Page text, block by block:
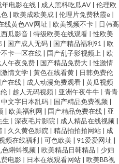
年电影在线 | 成人黑料吃瓜AV | 伦理欧
| 欧美成欧美成 | 伦理片免费秋霞e |
线黄色AV网址 | 欧美视频不卡 | 日韩高
瓜影音 | 特级欧美在线观看 |性欧美
| 国产成人无码 | 国产精品福利91 | 欧
卡一区在线 | 国产乱子影视频上 | 欧
人午夜免费 | 国产精品免费大 |性激情
情文学 | 黃色在线看黄 | 日韩免费伦
在线 | 成人动漫免费观看 | 黄瓜视频
| 趁人无码视频 | 亚洲午夜牛牛 | 青青
中文字日本乱码 | 国产精品免费视频 |
| 欧美福利网 | 国产精品免费在线 | 亚
生 | 深夜毛片影院 | 成人精品在线视频 |
| 久久黄色影院 | 精品拍拍拍网站 | 成
频在线福利 | 可色欧美 | 91爱爱网址 |
色蝌蚪视频 | 欧美精品日韩精品 | 少妇
电影 | 日本在线观看网站 | 欧美BB视